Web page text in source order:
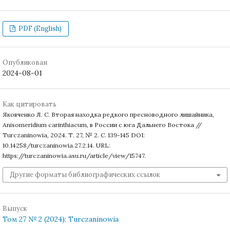
PDF (English)
Опубликован
2024-08-01
Как цитировать
Яковченко Л. С. Вторая находка редкого пресноводного лишайника,
Anisomeridium carinthiacum, в России с юга Дальнего Востока //
Turczaninowia, 2024. Т. 27, № 2. С. 139-145 DOI:
10.14258/turczaninowia.27.2.14. URL:
https://turczaninowia.asu.ru/article/view/15747.
Другие форматы библиографических ссылок
Выпуск
Том 27 № 2 (2024): Turczaninowia